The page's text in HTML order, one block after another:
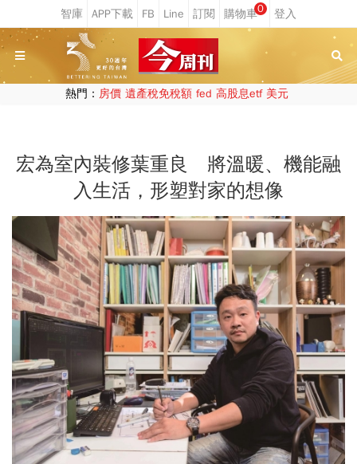
0
熱門： 房價 遺產稅免稅額 fed 高股息etf 美元
宏為室內裝修葉重良 將溫暖、機能融
入生活，形塑對家的想像